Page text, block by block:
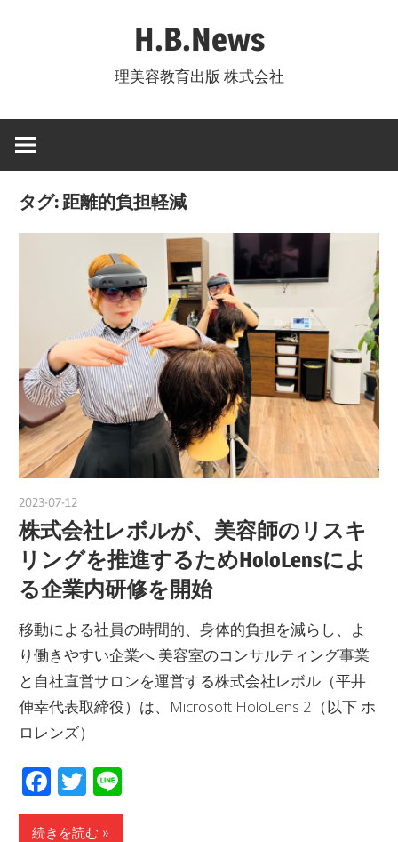
ツ
ス
H.B.News
理美容教育出版 株式会社
タグ: 距離的負担軽減
2023-07-12
株式会社レボルが、美容師のリスキ
リングを推進するためHoloLensによ
る企業内研修を開始
移動による社員の時間的、身体的負担を減らし、よ
り働きやすい企業へ 美容室のコンサルティング事業
と自社直営サロンを運営する株式会社レボル（平井
伸幸代表取締役）は、Microsoft HoloLens 2（以下 ホ
ロレンズ）
Facebook
Twitter
続きを読む